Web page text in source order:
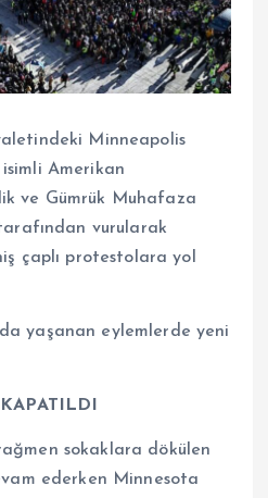
Minneapolis
Amerikan
ve Gümrük Muhafaza
vurularak
çaplı protestolara yol
yaşanan eylemlerde yeni
sokaklara dökülen
ederken Minnesota